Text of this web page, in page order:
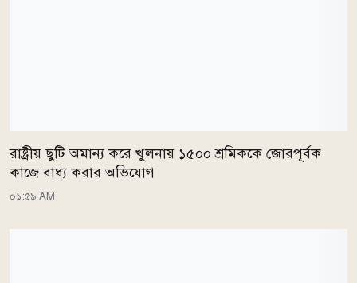
রাষ্ট্রীয় ছুটি অমান্য করে খুলনায় ১৫০০ শ্রমিককে জোরপূর্বক
কাজে বাধ্য করার অভিযোগ
০১:৫৯ AM